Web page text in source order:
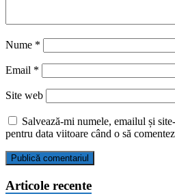
Nume *
Email *
Site web
Salvează-mi numele, emailul și
pentru data viitoare când o să
Articole recente